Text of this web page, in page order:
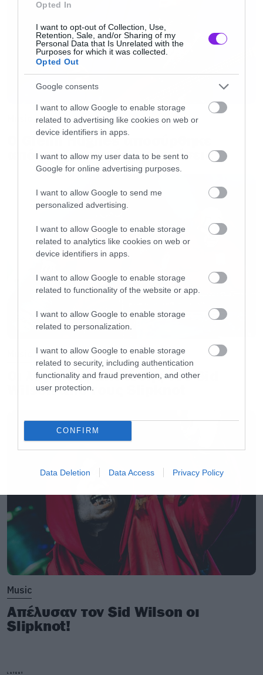
Opted In
I want to opt-out of Collection, Use,
Retention, Sale, and/or Sharing of my
Personal Data that Is Unrelated with the
Purposes for which it was collected.
Opted Out
Google consents
I want to allow Google to enable storage
related to advertising like cookies on web or
device identifiers in apps.
I want to allow my user data to be sent to
Google for online advertising purposes.
I want to allow Google to send me
personalized advertising.
I want to allow Google to enable storage
related to analytics like cookies on web or
device identifiers in apps.
I want to allow Google to enable storage
related to functionality of the website or app.
I want to allow Google to enable storage
related to personalization.
I want to allow Google to enable storage
related to security, including authentication
functionality and fraud prevention, and other
user protection.
CONFIRM
Data Deletion Data Access Privacy Policy
Ο Glenn Hughes αποσύρθηκε
από τις ζωντανές εμφανίσεις
Οι λόγοι της απόλυσης του Sid
Wilson από τους Slipknot
Music
Απέλυσαν τον Sid Wilson οι
Slipknot!
LATEST